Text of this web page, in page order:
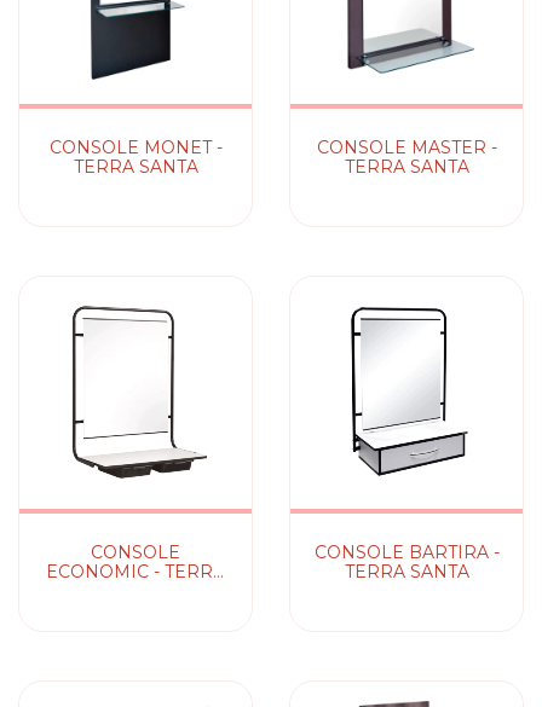
CONSOLE MONET -
TERRA SANTA
CONSOLE MASTER -
TERRA SANTA
CONSOLE
ECONOMIC - TERRA
CONSOLE BARTIRA -
TERRA SANTA